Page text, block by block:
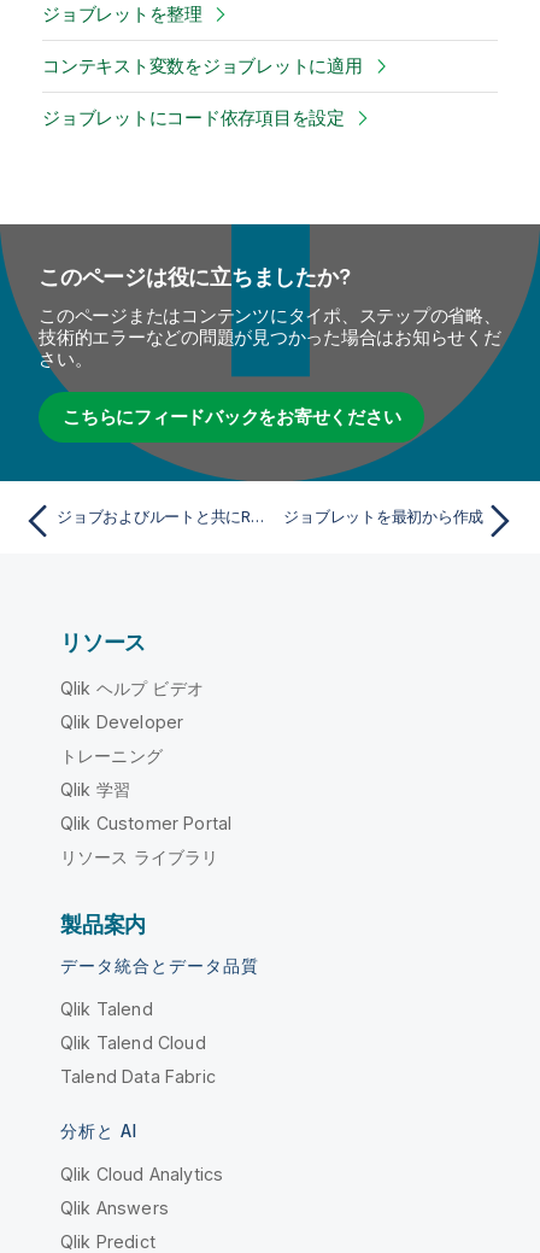
ジョブレットを整理
コンテキスト変数をジョブレットに適用
ジョブレットにコード依存項目を設定
このページは役に立ちましたか?
このページまたはコンテンツにタイポ、ステップの省略、
技術的エラーなどの問題が見つかった場合はお知らせくだ
さい。
こちらにフィードバックをお寄せください
ジョブおよびルートと共にRESTメタデータを使用する ジョブレットを最初から作成
リソース
Qlik ヘルプ ビデオ
Qlik Developer
トレーニング
Qlik 学習
Qlik Customer Portal
リソース ライブラリ
製品案内
データ統合とデータ品質
Qlik Talend
Qlik Talend Cloud
Talend Data Fabric
分析と AI
Qlik Cloud Analytics
Qlik Answers
Qlik Predict